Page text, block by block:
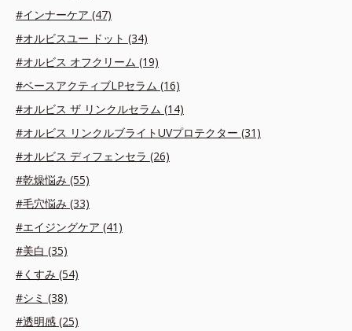
#インナーケア (47)
#オルビスユー ドット (34)
#オルビス オフクリーム (19)
#ベースアクティブLPセラム (16)
#オルビス ザ リンクルセラム (14)
#オルビス リンクルブライトUVプロテクター (31)
#オルビス ディフェンセラ (26)
#乾燥悩み (55)
#毛穴悩み (33)
#エイジングケア (41)
#美白 (35)
#くすみ (54)
#シミ (38)
#透明感 (25)